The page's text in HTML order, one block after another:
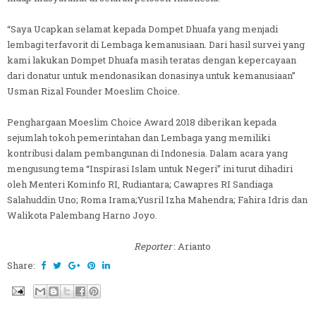
“Saya Ucapkan selamat kepada Dompet Dhuafa yang menjadi
lembagi terfavorit di Lembaga kemanusiaan. Dari hasil survei yang
kami lakukan Dompet Dhuafa masih teratas dengan kepercayaan
dari donatur untuk mendonasikan donasinya untuk kemanusiaan”
Usman Rizal Founder Moeslim Choice.
Penghargaan Moeslim Choice Award 2018 diberikan kepada
sejumlah tokoh pemerintahan dan Lembaga yang memiliki
kontribusi dalam pembangunan di Indonesia. Dalam acara yang
mengusung tema “Inspirasi Islam untuk Negeri” ini turut dihadiri
oleh Menteri Kominfo RI, Rudiantara; Cawapres RI Sandiaga
Salahuddin Uno; Roma Irama;Yusril Izha Mahendra; Fahira Idris dan
Walikota Palembang Harno Joyo.
Reporter: Arianto
Share: